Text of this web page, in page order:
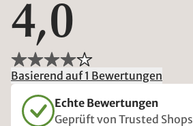
4,0
Basierend auf 1 Bewertungen
Echte Bewertungen
Geprüft von Trusted Shops